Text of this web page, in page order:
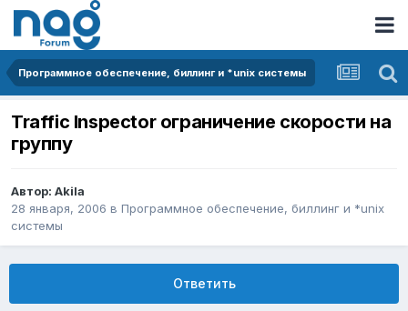
Программное обеспечение, биллинг и *unix системы
Traffic Inspector ограничение скорости на
группу
Автор: Akila
28 января, 2006 в Программное обеспечение, биллинг и *unix
системы
Ответить